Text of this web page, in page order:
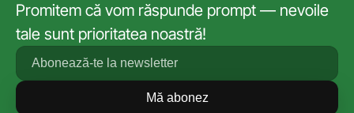
Promitem că vom răspunde prompt — nevoile
tale sunt prioritatea noastră!
Mă abonez